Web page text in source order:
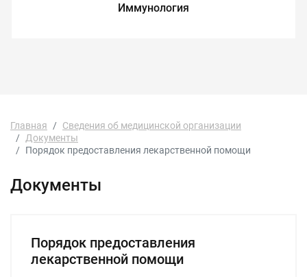
Иммунология
Главная
Сведения об медицинской организации
Документы
Порядок предоставления лекарственной помощи
Документы
Порядок предоставления
лекарственной помощи